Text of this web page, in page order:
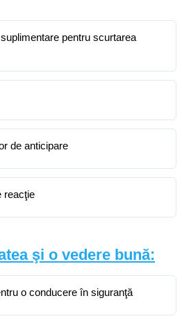
pentru scurtarea
de anticipare
reacţie
şi o vedere bună:
o conducere în siguranţă